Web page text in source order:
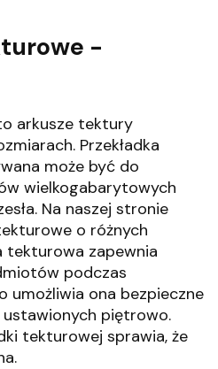
-
arkusze tektury
Przekładka
może być do
wielkogabarytowych
Na naszej stronie
o różnych
tekturowa zapewnia
podczas
umożliwia ona bezpieczne
piętrowo.
tekturowej sprawia, że